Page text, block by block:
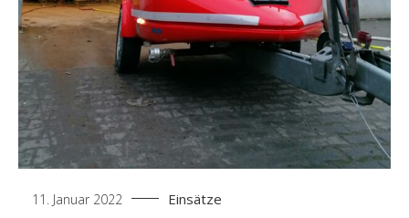
11. Januar 2022 Einsätze